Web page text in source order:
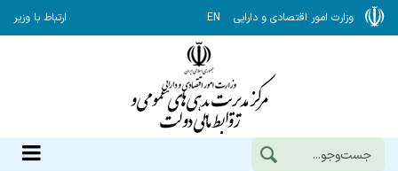
وزارت امور اقتصادی و دارایی EN ارتباط با وزیر